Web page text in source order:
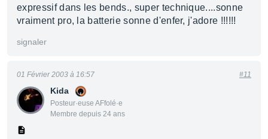
expressif dans les bends., super technique....sonne
vraiment pro, la batterie sonne d'enfer, j'adore !!!!!!
signaler
Kida
Posteur·euse AFfolé·e
Membre depuis 24 ans
01 Février 2003 à 16:57 #11